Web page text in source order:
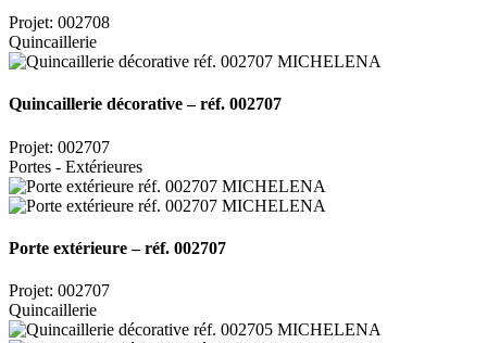
Projet: 002708
Quincaillerie
Quincaillerie décorative – réf. 002707
Projet: 002707
Portes - Extérieures
Porte extérieure – réf. 002707
Projet: 002707
Quincaillerie